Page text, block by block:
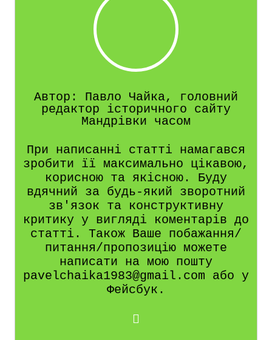
Автор: Павло Чайка, головний
редактор історичного сайту
Мандрівки часом
При написанні статті намагався
зробити її максимально цікавою,
корисною та якісною. Буду
вдячний за будь-який зворотний
зв'язок та конструктивну
критику у вигляді коментарів до
статті. Також Ваше побажання/
питання/пропозицію можете
написати на мою пошту
pavelchaika1983@gmail.com або у
Фейсбук.